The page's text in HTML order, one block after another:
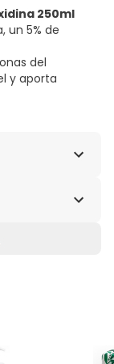
250ml
un 5% de
del
y aporta
Sodium
Aloe
Sodium